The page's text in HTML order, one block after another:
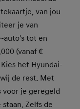
van jou
je van
auto's tot en
(vanaf €
het Hyundai-
de rest. Met
voor je geregeld
Zelfs de